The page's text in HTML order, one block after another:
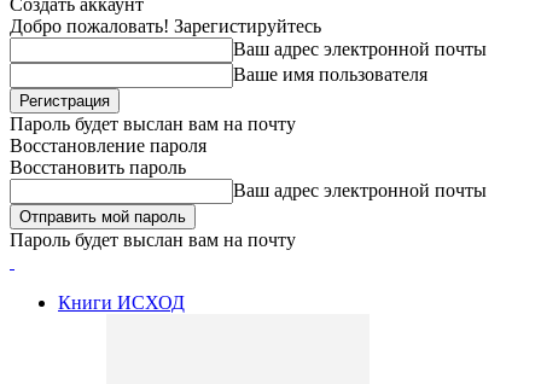
Создать аккаунт
Добро пожаловать! Зарегистируйтесь
Ваш адрес электронной почты
Ваше имя пользователя
Пароль будет выслан вам на почту
Восстановление пароля
Восстановить пароль
Ваш адрес электронной почты
Пароль будет выслан вам на почту
Книги ИСХОД